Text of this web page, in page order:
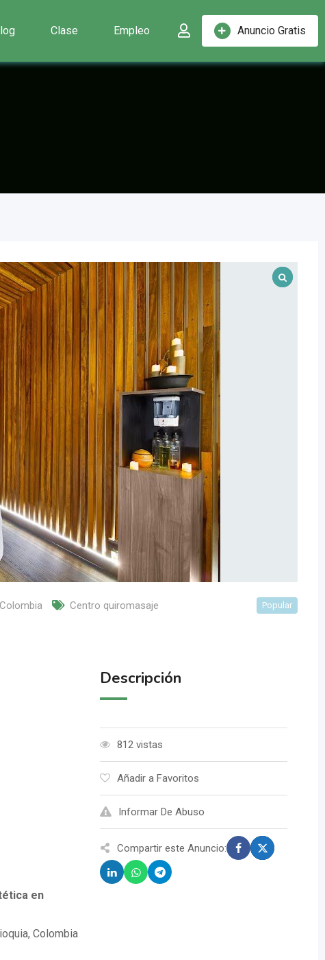
Anuncio Gratis
Clase Empleo
Centro quiromasaje Popular
en
Colombia
Descripción
812 vistas
Añadir a Favoritos
Informar De Abuso
Compartir este Anuncio: